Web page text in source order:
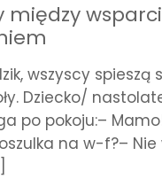
między
wszyscy spieszą
Dziecko/
po pokoju:–
na w-f?– Nie